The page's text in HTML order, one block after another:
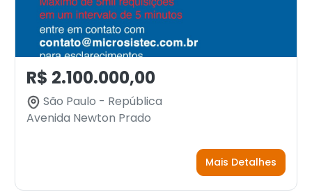
R$ 2.100.000,00
São Paulo - República
Avenida Newton Prado
Mais Detalhes